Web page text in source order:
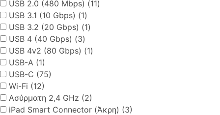
USB 2.0 (480 Mbps) (11)
USB 3.1 (10 Gbps) (1)
USB 3.2 (20 Gbps) (1)
USB 4 (40 Gbps) (3)
USB 4v2 (80 Gbps) (1)
USB-A (1)
USB-C (75)
Wi-Fi (12)
Ασύρματη 2,4 GHz (2)
iPad Smart Connector (Άκρη) (3)